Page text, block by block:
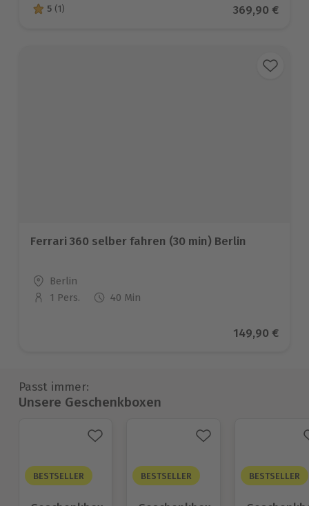
5 von 5 Sternen basierend auf 1 Bewertungen
5 (1) Aktueller
369,90 €
Ferrari 360 selber fahren (30 min) Berlin
Standort
Berlin
Anzahl der Teilnehmer
1 Pers. 40 Min
Aktueller
149,90 €
Passt immer:
Unsere Geschenkboxen
BESTSELLER BESTSELLER BESTSELLER